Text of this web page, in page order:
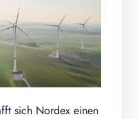
sich Nordex einen